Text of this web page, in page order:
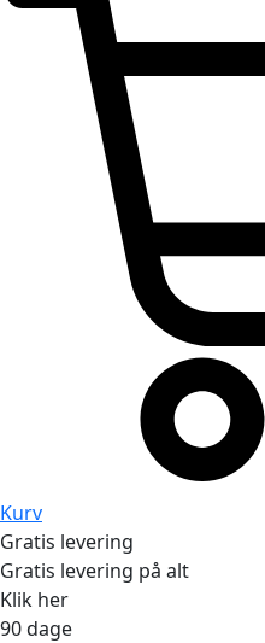
Kurv
Gratis levering
Gratis levering på alt
Klik her
90 dage